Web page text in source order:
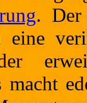
. Der
macht